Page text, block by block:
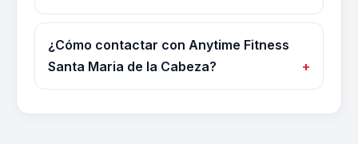
¿Cómo contactar con Anytime Fitness
Santa Maria de la Cabeza?